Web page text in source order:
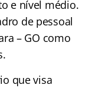
e nível médio.
de pessoal
– GO como
que visa